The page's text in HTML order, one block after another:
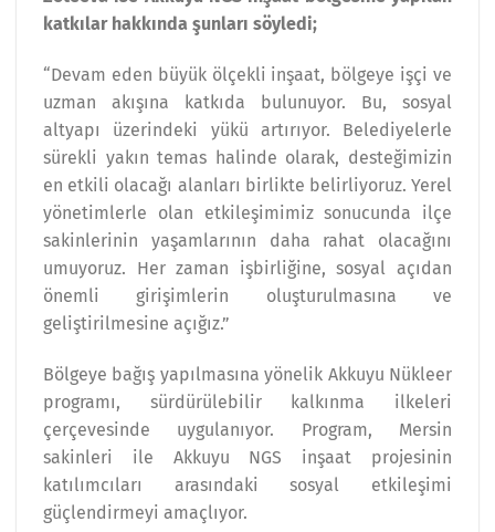
katkılar hakkında şunları söyledi;
“Devam eden büyük ölçekli inşaat, bölgeye işçi ve
uzman akışına katkıda bulunuyor. Bu, sosyal
altyapı üzerindeki yükü artırıyor. Belediyelerle
sürekli yakın temas halinde olarak, desteğimizin
en etkili olacağı alanları birlikte belirliyoruz. Yerel
yönetimlerle olan etkileşimimiz sonucunda ilçe
sakinlerinin yaşamlarının daha rahat olacağını
umuyoruz. Her zaman işbirliğine, sosyal açıdan
önemli girişimlerin oluşturulmasına ve
geliştirilmesine açığız.”
Bölgeye bağış yapılmasına yönelik Akkuyu Nükleer
programı, sürdürülebilir kalkınma ilkeleri
çerçevesinde uygulanıyor. Program, Mersin
sakinleri ile Akkuyu NGS inşaat projesinin
katılımcıları arasındaki sosyal etkileşimi
güçlendirmeyi amaçlıyor.